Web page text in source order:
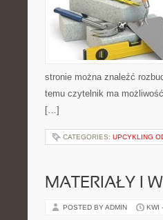
stronie można znaleźć
temu czytelnik ma
[…]
CATEGORIES: UPCYKLING
MATERIAŁY I
POSTED BY ADMIN KWI